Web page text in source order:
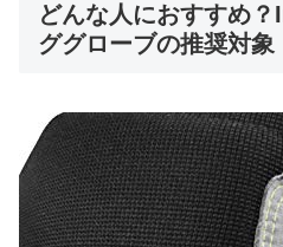
どんな人におすすめ
ググローブの推奨対象